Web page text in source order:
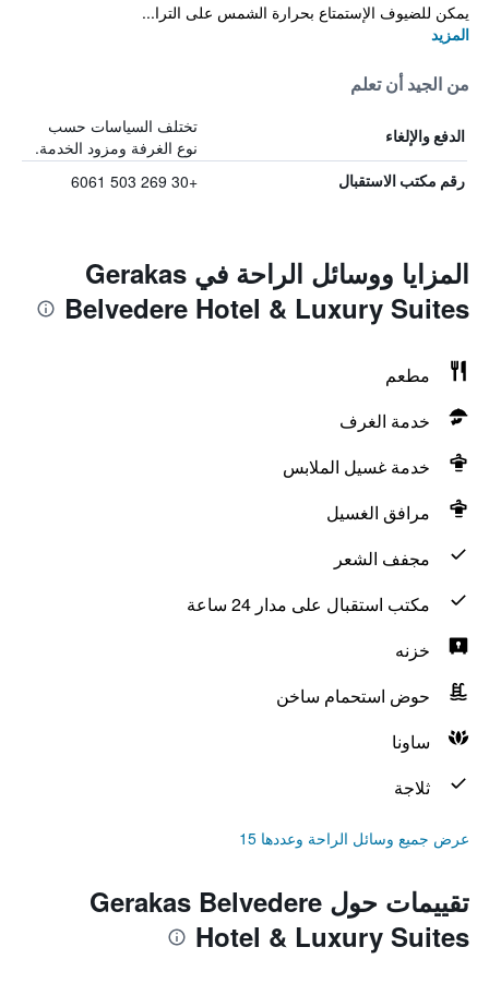
يمكن للضيوف الإستمتاع بحرارة الشمس على الترا...
المزيد
من الجيد أن تعلم
الدفع والإلغاء
تختلف السياسات حسب
نوع الغرفة ومزود الخدمة.
رقم مكتب الاستقبال +30 269 503 6061
المزايا ووسائل الراحة في Gerakas
Belvedere Hotel & Luxury Suites
مطعم
خدمة الغرف
خدمة غسيل الملابس
مرافق الغسيل
مجفف الشعر
مكتب استقبال على مدار 24 ساعة
خزنه
حوض استحمام ساخن
ساونا
ثلاجة
عرض جميع وسائل الراحة وعددها 15
تقييمات حول Gerakas Belvedere
Hotel & Luxury Suites